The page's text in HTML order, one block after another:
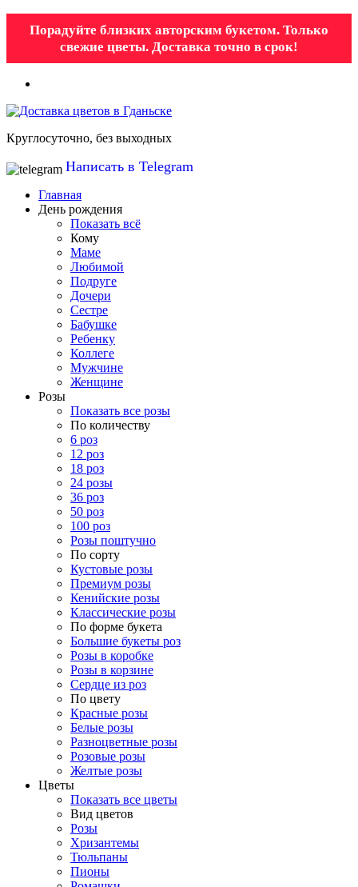
Порадуйте близких авторским букетом. Только
свежие цветы. Доставка точно в срок!
Круглосуточно, без выходных
Написать в Telegram
Главная
День рождения
Показать всё
Кому
Маме
Любимой
Подруге
Дочери
Сестре
Бабушке
Ребенку
Коллеге
Мужчине
Женщине
Розы
Показать все розы
По количеству
6 роз
12 роз
18 роз
24 розы
36 роз
50 роз
100 роз
Розы поштучно
По сорту
Кустовые розы
Премиум розы
Кенийские розы
Классические розы
По форме букета
Большие букеты роз
Розы в коробке
Розы в корзине
Сердце из роз
По цвету
Красные розы
Белые розы
Разноцветные розы
Розовые розы
Желтые розы
Цветы
Показать все цветы
Вид цветов
Розы
Хризантемы
Тюльпаны
Пионы